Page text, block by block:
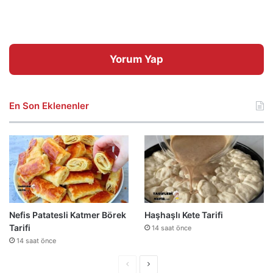
Yorum Yap
En Son Eklenenler
Nefis Patatesli Katmer Börek
Tarifi
14 saat önce
Haşhaşlı Kete Tarifi
14 saat önce
ÖncekiSonraki